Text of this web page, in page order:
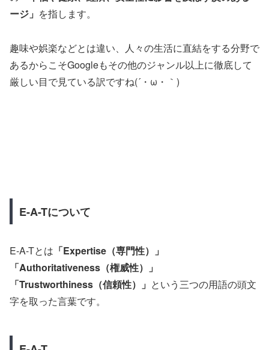
ージ」 を指します。
趣味や娯楽などとは違い、人々の生活に直結をする分野で
あるからこそGoogleもその他のジャンル以上に徹底して
厳しい目で見ている訳ですね(´・ω・｀)
E-A-Tについて
E-A-Tとは 「Expertise（専門性）」
「Authoritativeness（権威性）」
「Trustworthiness（信頼性）」 という三つの用語の頭文
字を取った言葉です。